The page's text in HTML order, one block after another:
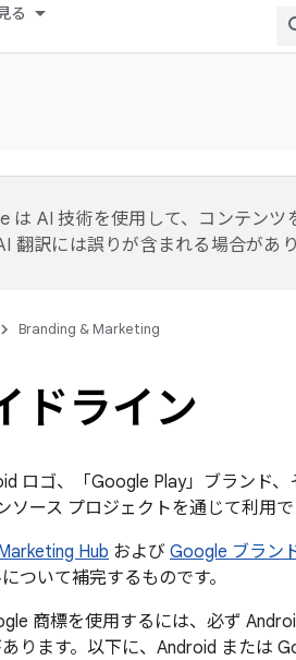
る
は AI 技術を使用して、コンテンツ
翻訳には誤りが含まれる場合があり
Branding & Marketing
ドライン
ロゴ、「Google Play」ブランド
ソース プロジェクトを通じて利用
Hub および Google ブラン
ついて補完するものです。
商標を使用するには、必ず
ります。以下に、Android または